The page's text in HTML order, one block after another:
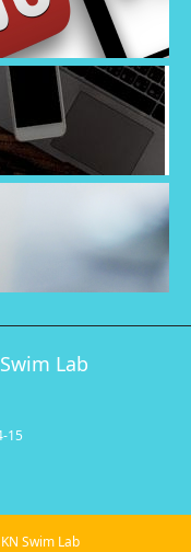
Lab
15
Swim Lab